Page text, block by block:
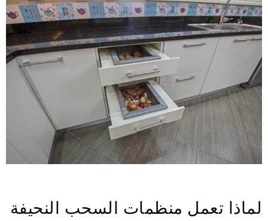
لماذا تعمل منظمات السحب النحيفة